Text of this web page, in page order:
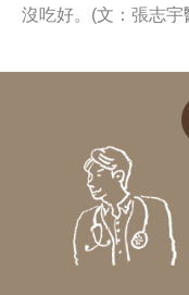
沒吃好。(文：張志宇